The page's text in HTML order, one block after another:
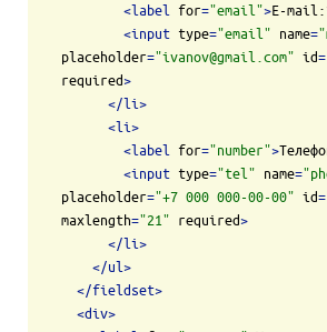
<label for="email">E-
<input type="email" name=
placeholder="ivanov@gmail.com" id=
required>
</li >
<li >
<label for="number">
<input type="tel" name=
placeholder="+7 000 000-00-00" id=
maxlength="21" required>
</li >
</ul >
</fieldset>
<div>